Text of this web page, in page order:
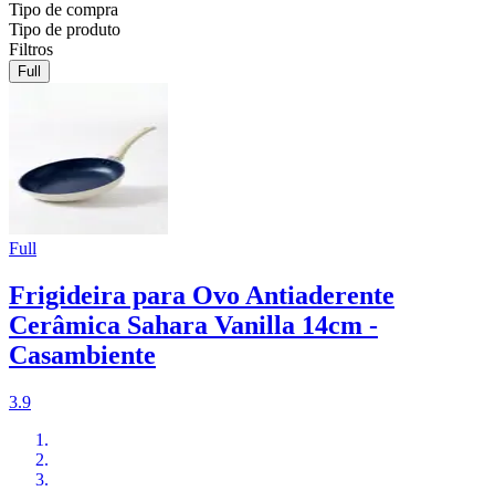
Tipo de compra
Tipo de produto
Filtros
Full
Full
Frigideira para Ovo Antiaderente
Cerâmica Sahara Vanilla 14cm -
Casambiente
3.9